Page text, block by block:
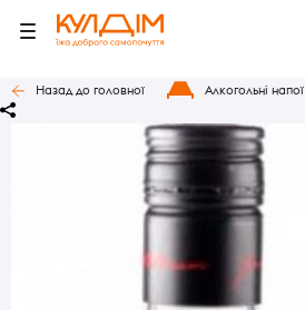
Назад до головної Алкогольні напої